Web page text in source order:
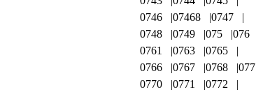
0746
07468
0747
0748
0749 075
076
0761
0763
0765
0766
0767 0768
077
0770
0771
0772